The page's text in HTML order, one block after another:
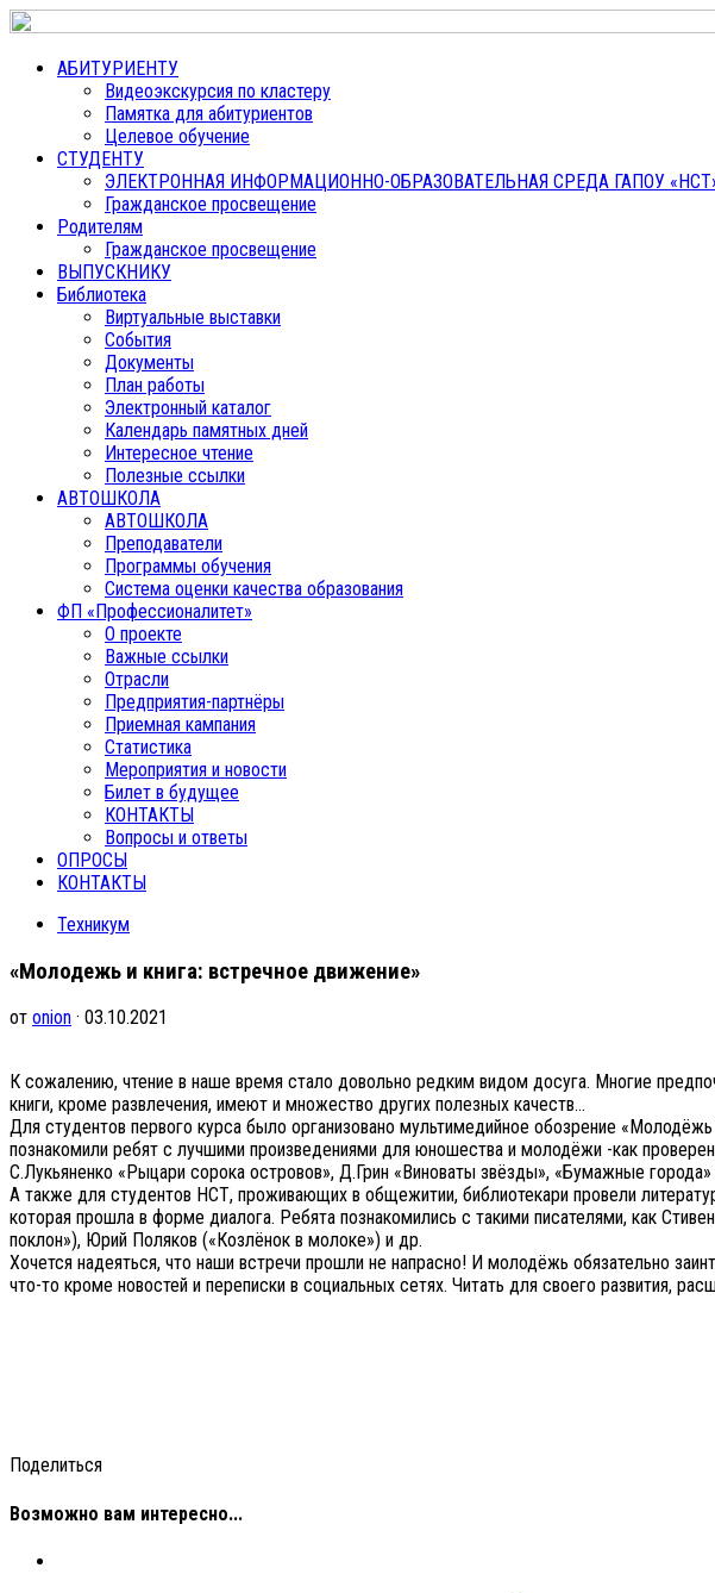
АБИТУРИЕНТУ
Видеоэкскурсия по кластеру
Памятка для абитуриентов
Целевое обучение
СТУДЕНТУ
ЭЛЕКТРОННАЯ ИНФОРМАЦИОННО-ОБРАЗОВАТЕЛЬНАЯ СРЕДА ГАПОУ
Гражданское просвещение
Родителям
Гражданское просвещение
ВЫПУСКНИКУ
Библиотека
Виртуальные выставки
События
Документы
План работы
Электронный каталог
Календарь памятных дней
Интересное чтение
Полезные ссылки
АВТОШКОЛА
АВТОШКОЛА
Преподаватели
Программы обучения
Система оценки качества образования
ФП «Профессионалитет»
О проекте
Важные ссылки
Отрасли
Предприятия-партнёры
Приемная кампания
Статистика
Мероприятия и новости
Билет в будущее
КОНТАКТЫ
Вопросы и ответы
ОПРОСЫ
КОНТАКТЫ
Техникум
«Молодежь и книга: встречное движение»
от onion · 03.10.2021
К сожалению, чтение в наше время стало довольно редким видом досуга. Многие
книги, кроме развлечения, имеют и множество других полезных качеств…
Для студентов первого курса было организовано мультимедийное обозрение
познакомили ребят с лучшими произведениями для юношества и молодёжи -как
С.Лукьяненко «Рыцари сорока островов», Д.Грин «Виноваты звёзды», «Бумажные
А также для студентов НСТ, проживающих в общежитии, библиотекари провели
которая прошла в форме диалога. Ребята познакомились с такими писателями, как
поклон»), Юрий Поляков («Козлёнок в молоке») и др.
Хочется надеяться, что наши встречи прошли не напрасно! И молодёжь обязательно
что-то кроме новостей и переписки в социальных сетях. Читать для своего развития,
Поделиться
Возможно вам интересно...